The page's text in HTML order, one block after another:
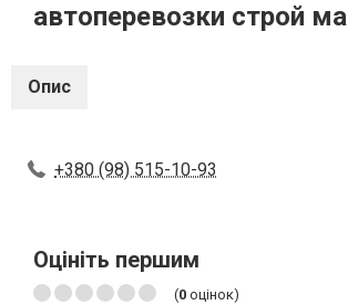
автоперевозки строй
Опис
+380 (98) 515-10-93
Оцініть першим
(0 оцінок)